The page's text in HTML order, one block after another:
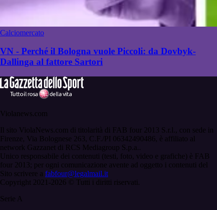
Calciomercato
VN - Perché il Bologna vuole Piccoli: da Dovbyk-
Dallinga al fattore Sartori
Violanews.com
Il sito ViolaNews.com di titolarità di FAB four 2013 S.r.l., con sede in
Firenze, Via Bolognese 263, C.F./PI 06342490486, è affiliato al
network Gazzanet di RCS Mediagroup S.p.a..
Unico responsabile dei contenuti (testi, foto, video e grafiche) è FAB
four 2013; per ogni comunicazione avente ad oggetto i contenuti del
Sito scrivere a fabfour@legalmail.it
Copyright 2021-2026 © Tutti i diritti riservati.
Serie A